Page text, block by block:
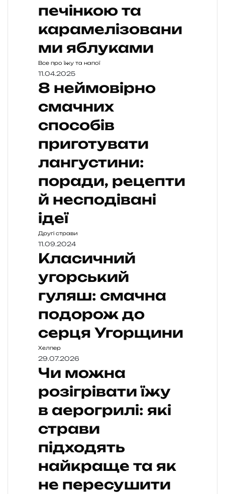
печінкою та
карамелізовани
ми яблуками
Все про їжу та напої
11.04.2025
8 неймовірно
смачних
способів
приготувати
лангустини:
поради, рецепти
й несподівані
ідеї
Другі страви
11.09.2024
Класичний
угорський
гуляш: смачна
подорож до
серця Угорщини
Хелпер
29.07.2026
Чи можна
розігрівати їжу
в аерогрилі: які
страви
підходять
найкраще та як
не пересушити